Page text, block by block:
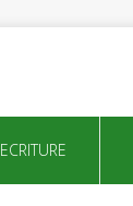
ECRITURE